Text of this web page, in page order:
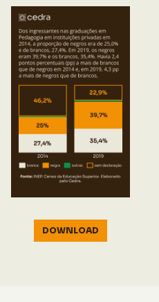
DOWNLOAD